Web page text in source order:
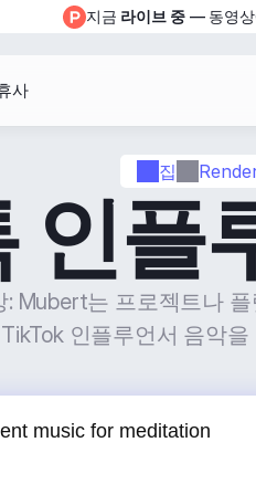
집
인플
: Mubert는 프로젝트나
TikTok 인플루언서 음악
지금 라이브 중 — 동영상
사